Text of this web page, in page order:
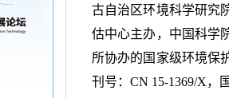
古自治区环境科学研究
估中心主办，中国科学
所协办的国家级环境保
刊号： CN 15-1369/X，